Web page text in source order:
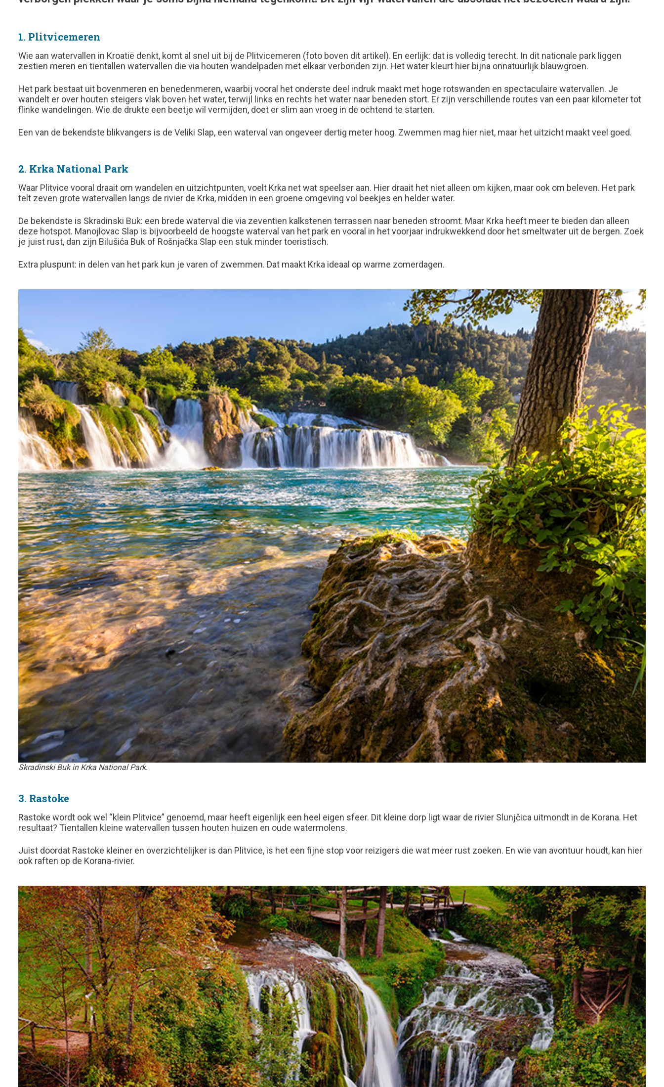
1. Plitvicemeren
Wie aan watervallen in Kroatië denkt, komt al snel uit bij de Plitvicemeren (foto boven dit artikel). En eerlijk: dat is volledig terecht. In dit nationale park liggen
zestien meren en tientallen watervallen die via houten wandelpaden met elkaar verbonden zijn. Het water kleurt hier bijna onnatuurlijk blauwgroen.
Het park bestaat uit bovenmeren en benedenmeren, waarbij vooral het onderste deel indruk maakt met hoge rotswanden en spectaculaire watervallen. Je
wandelt er over houten steigers vlak boven het water, terwijl links en rechts het water naar beneden stort. Er zijn verschillende routes van een paar kilometer tot
flinke wandelingen. Wie de drukte een beetje wil vermijden, doet er slim aan vroeg in de ochtend te starten.
Een van de bekendste blikvangers is de Veliki Slap, een waterval van ongeveer dertig meter hoog. Zwemmen mag hier niet, maar het uitzicht maakt veel goed.
2. Krka National Park
Waar Plitvice vooral draait om wandelen en uitzichtpunten, voelt Krka net wat speelser aan. Hier draait het niet alleen om kijken, maar ook om beleven. Het park
telt zeven grote watervallen langs de rivier de Krka, midden in een groene omgeving vol beekjes en helder water.
De bekendste is Skradinski Buk: een brede waterval die via zeventien kalkstenen terrassen naar beneden stroomt. Maar Krka heeft meer te bieden dan alleen
deze hotspot. Manojlovac Slap is bijvoorbeeld de hoogste waterval van het park en vooral in het voorjaar indrukwekkend door het smeltwater uit de bergen. Zoek
je juist rust, dan zijn Bilušića Buk of Rošnjačka Slap een stuk minder toeristisch.
Extra pluspunt: in delen van het park kun je varen of zwemmen. Dat maakt Krka ideaal op warme zomerdagen.
Skradinski Buk in Krka National Park.
3. Rastoke
Rastoke wordt ook wel “klein Plitvice” genoemd, maar heeft eigenlijk een heel eigen sfeer. Dit kleine dorp ligt waar de rivier Slunjčica uitmondt in de Korana. Het
resultaat? Tientallen kleine watervallen tussen houten huizen en oude watermolens.
Juist doordat Rastoke kleiner en overzichtelijker is dan Plitvice, is het een fijne stop voor reizigers die wat meer rust zoeken. En wie van avontuur houdt, kan hier
ook raften op de Korana-rivier.